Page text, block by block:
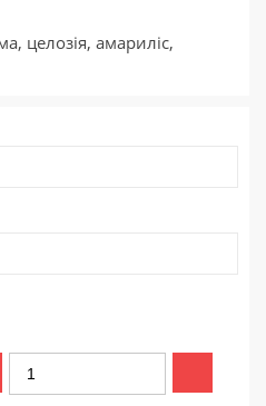
целозія, амариліс,